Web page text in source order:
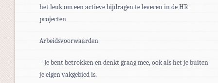
het leuk om een actieve bijdragen te leveren in de HR
projecten
Arbeidsvoorwaarden
– Je bent betrokken en denkt graag mee, ook als het je buiten
je eigen vakgebied is.